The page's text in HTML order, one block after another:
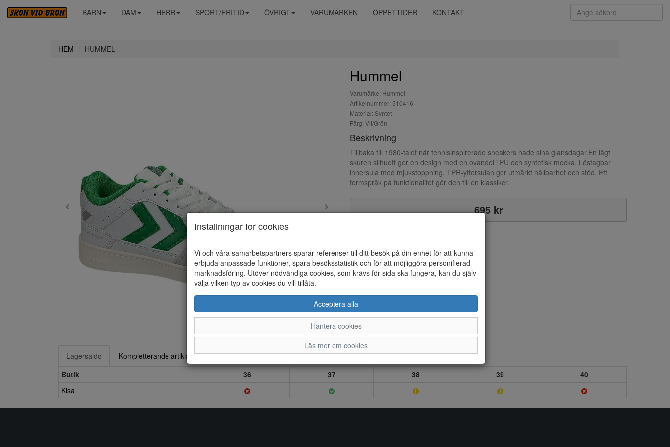
BARN DAM HERR SPORT/FRITID ÖVRIGT VARUMÄRKEN ÖPPETTIDER KONTAKT
HEM HUMMEL
Hummel
Varumärke: Hummel
Artikelnummer: 510416
Material: Syntet
Färg: Vit/Grön
Beskrivning
Tillbaka till 1980-talet när tennisinspirerade sneakers hade sina glansdagar.En lågt
skuren silhuett ger en design med en ovandel i PU och syntetisk mocka. Löstagbar
innersula med mjukstoppning. TPR-yttersulan ger utmärkt hållbarhet och stöd. Ett
formspråk på funktionalitet gör den till en klassiker.
695 kr
Lagersaldo
Kompletterande artiklar
Butik
36 37 38 39
40
Kisa
Inställningar för cookies
Vi och våra samarbetspartners sparar referenser till ditt besök på din enhet för att kunna
erbjuda anpassade funktioner, spara besöksstatistik och för att möjliggöra personifierad
marknadsföring. Utöver nödvändiga cookies, som krävs för sida ska fungera, kan du själv
välja vilken typ av cookies du vill tillåta.
Acceptera alla
Hantera cookies
Läs mer om cookies